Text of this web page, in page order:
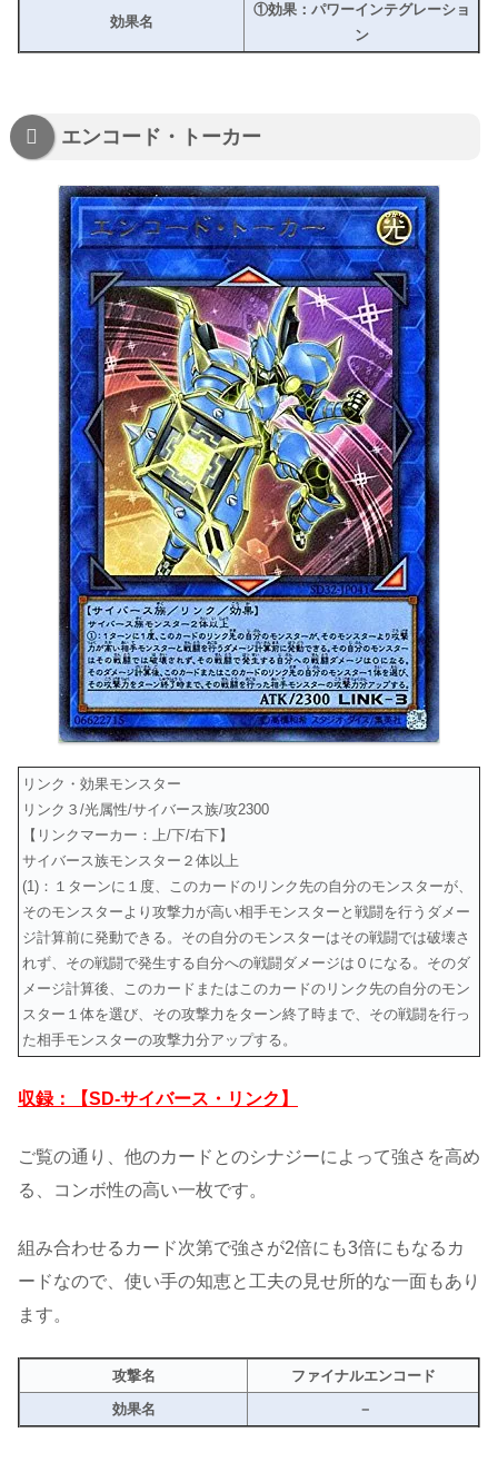
効果名
①効果：パワーインテグレーショ
ン
エンコード・トーカー
リンク・効果モンスター
リンク３/光属性/サイバース族/攻2300
【リンクマーカー：上/下/右下】
サイバース族モンスター２体以上
(1)：１ターンに１度、このカードのリンク先の自分のモンスターが、
そのモンスターより攻撃力が高い相手モンスターと戦闘を行うダメー
ジ計算前に発動できる。その自分のモンスターはその戦闘では破壊さ
れず、その戦闘で発生する自分への戦闘ダメージは０になる。そのダ
メージ計算後、このカードまたはこのカードのリンク先の自分のモン
スター１体を選び、その攻撃力をターン終了時まで、その戦闘を行っ
た相手モンスターの攻撃力分アップする。
収録：【SD-サイバース・リンク】
ご覧の通り、他のカードとのシナジーによって強さを高め
る、コンボ性の高い一枚です。
組み合わせるカード次第で強さが2倍にも3倍にもなるカ
ードなので、使い手の知恵と工夫の見せ所的な一面もあり
ます。
攻撃名
ファイナルエンコード
効果名
－